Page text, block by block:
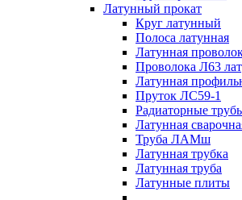
Латунный прокат
Круг латунный
Полоса латунная
Латунная
Проволока Л63
Латунная
Пруток ЛС59-1
Радиаторные
Латунная
Труба ЛАМш
Латунная трубка
Латунная труба
Латунные плиты